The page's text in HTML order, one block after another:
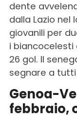
dente
dalla Lazio nel
giovanili per
i biancocelesti
26 gol. Il
segnare a
Genoa-
febbraio,